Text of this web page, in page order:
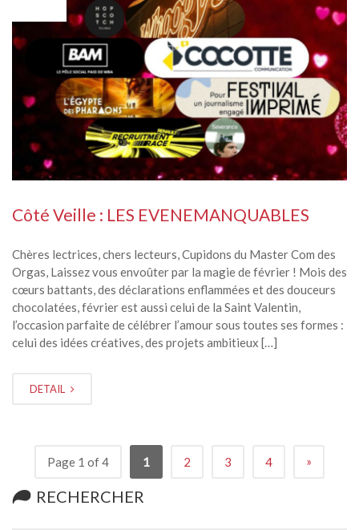
Côté Veille : LES EVENEMANQUABLES
Chères lectrices, chers lecteurs, Cupidons du Master Com des
Orgas, Laissez vous envoûter par la magie de février ! Mois des
cœurs battants, des déclarations enflammées et des douceurs
chocolatées, février est aussi celui de la Saint Valentin,
l’occasion parfaite de célébrer l’amour sous toutes ses formes :
celui des idées créatives, des projets ambitieux […]
DETAIL
Page 1 of 4 1 2 3 4 »
RECHERCHER